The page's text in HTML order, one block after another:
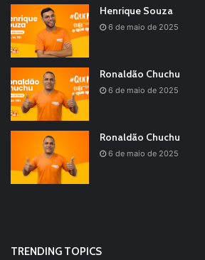
Henrique Souza
6 de maio de 2025
Ronaldão Chuchu
6 de maio de 2025
Ronaldão Chuchu
6 de maio de 2025
TRENDING TOPICS